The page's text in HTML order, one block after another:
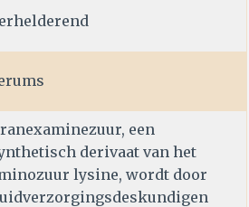
een
derivaat van het
lysine, wordt door